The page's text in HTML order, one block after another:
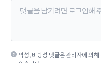
악성, 비방성 댓글은 관리자에 의